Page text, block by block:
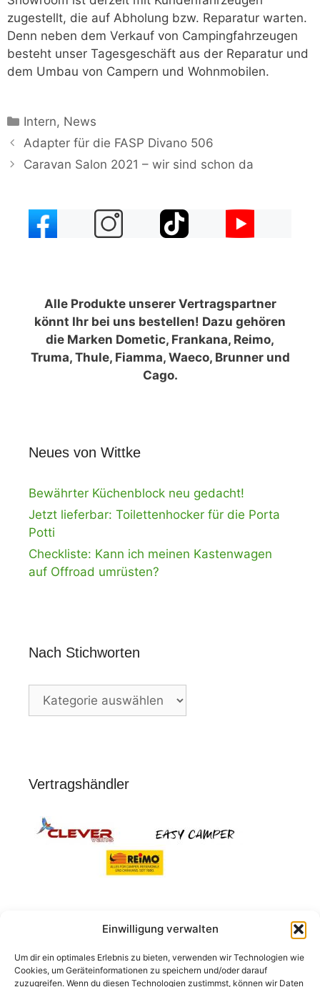
Einwilligung verwalten
Um dir ein optimales Erlebnis zu bieten, verwenden wir Technologien wie
Cookies, um Geräteinformationen zu speichern und/oder darauf
zuzugreifen. Wenn du diesen Technologien zustimmst, können wir Daten
zugestellt, die auf Abholung bzw. Reparatur warten.
Denn neben dem Verkauf von Campingfahrzeugen
besteht unser Tagesgeschäft aus der Reparatur und
dem Umbau von Campern und Wohnmobilen.
Kategorien
Intern, News
Adapter für die FASP Divano 506
Caravan Salon 2021 – wir sind schon da
Alle Produkte unserer Vertragspartner
könnt Ihr bei uns bestellen! Dazu gehören
die Marken Dometic, Frankana, Reimo,
Truma, Thule, Fiamma, Waeco, Brunner und
Cago.
Neues von Wittke
Bewährter Küchenblock neu gedacht!
Jetzt lieferbar: Toilettenhocker für die Porta
Potti
Checkliste: Kann ich meinen Kastenwagen
auf Offroad umrüsten?
Nach Stichworten
Nach
Stichworten
Vertragshändler
nach: